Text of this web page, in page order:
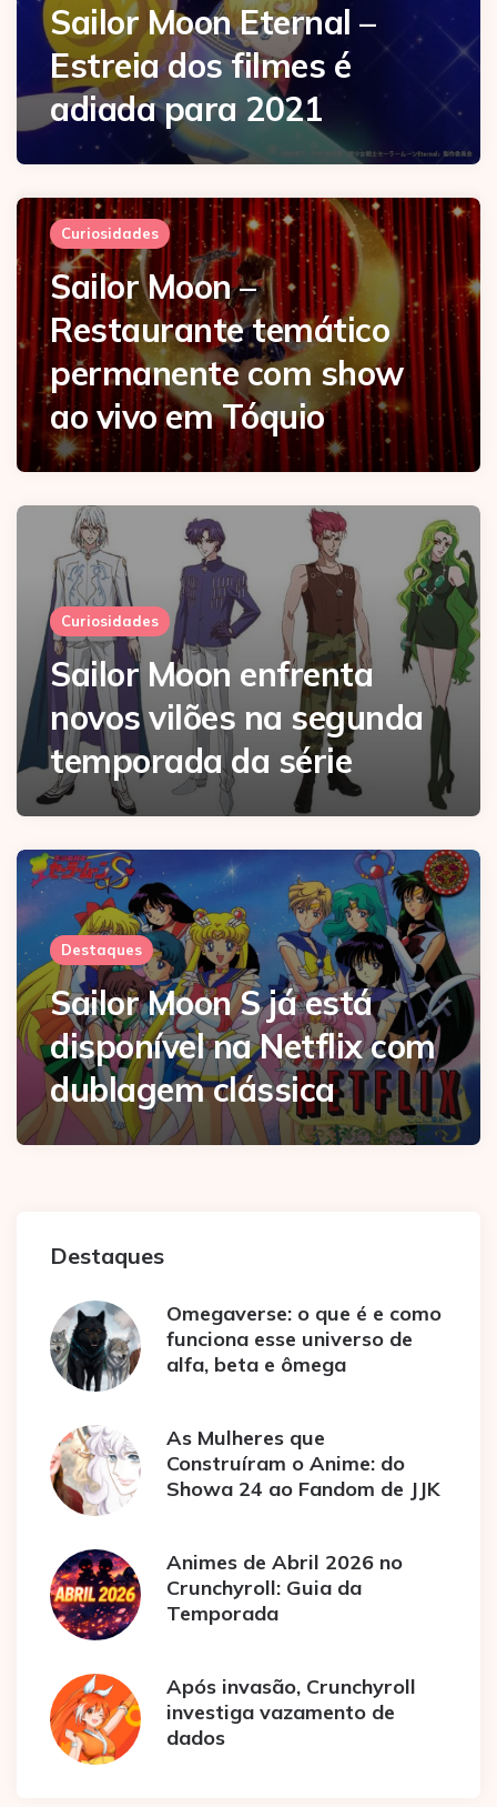
Sailor Moon Eternal –
Estreia dos filmes é
adiada para 2021
Curiosidades
Sailor Moon –
Restaurante temático
permanente com show
ao vivo em Tóquio
Curiosidades
Sailor Moon enfrenta
novos vilões na segunda
temporada da série
Destaques
Sailor Moon S já está
disponível na Netflix com
dublagem clássica
Destaques
Omegaverse: o que é e como
funciona esse universo de
alfa, beta e ômega
As Mulheres que
Construíram o Anime: do
Showa 24 ao Fandom de JJK
Animes de Abril 2026 no
Crunchyroll: Guia da
Temporada
Após invasão, Crunchyroll
investiga vazamento de
dados